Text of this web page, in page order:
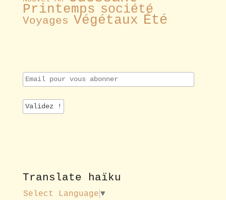
Printemps société
Voyages Végétaux Été
E
m
i
l
o
u
s
Translate haïku
Select Language ▼